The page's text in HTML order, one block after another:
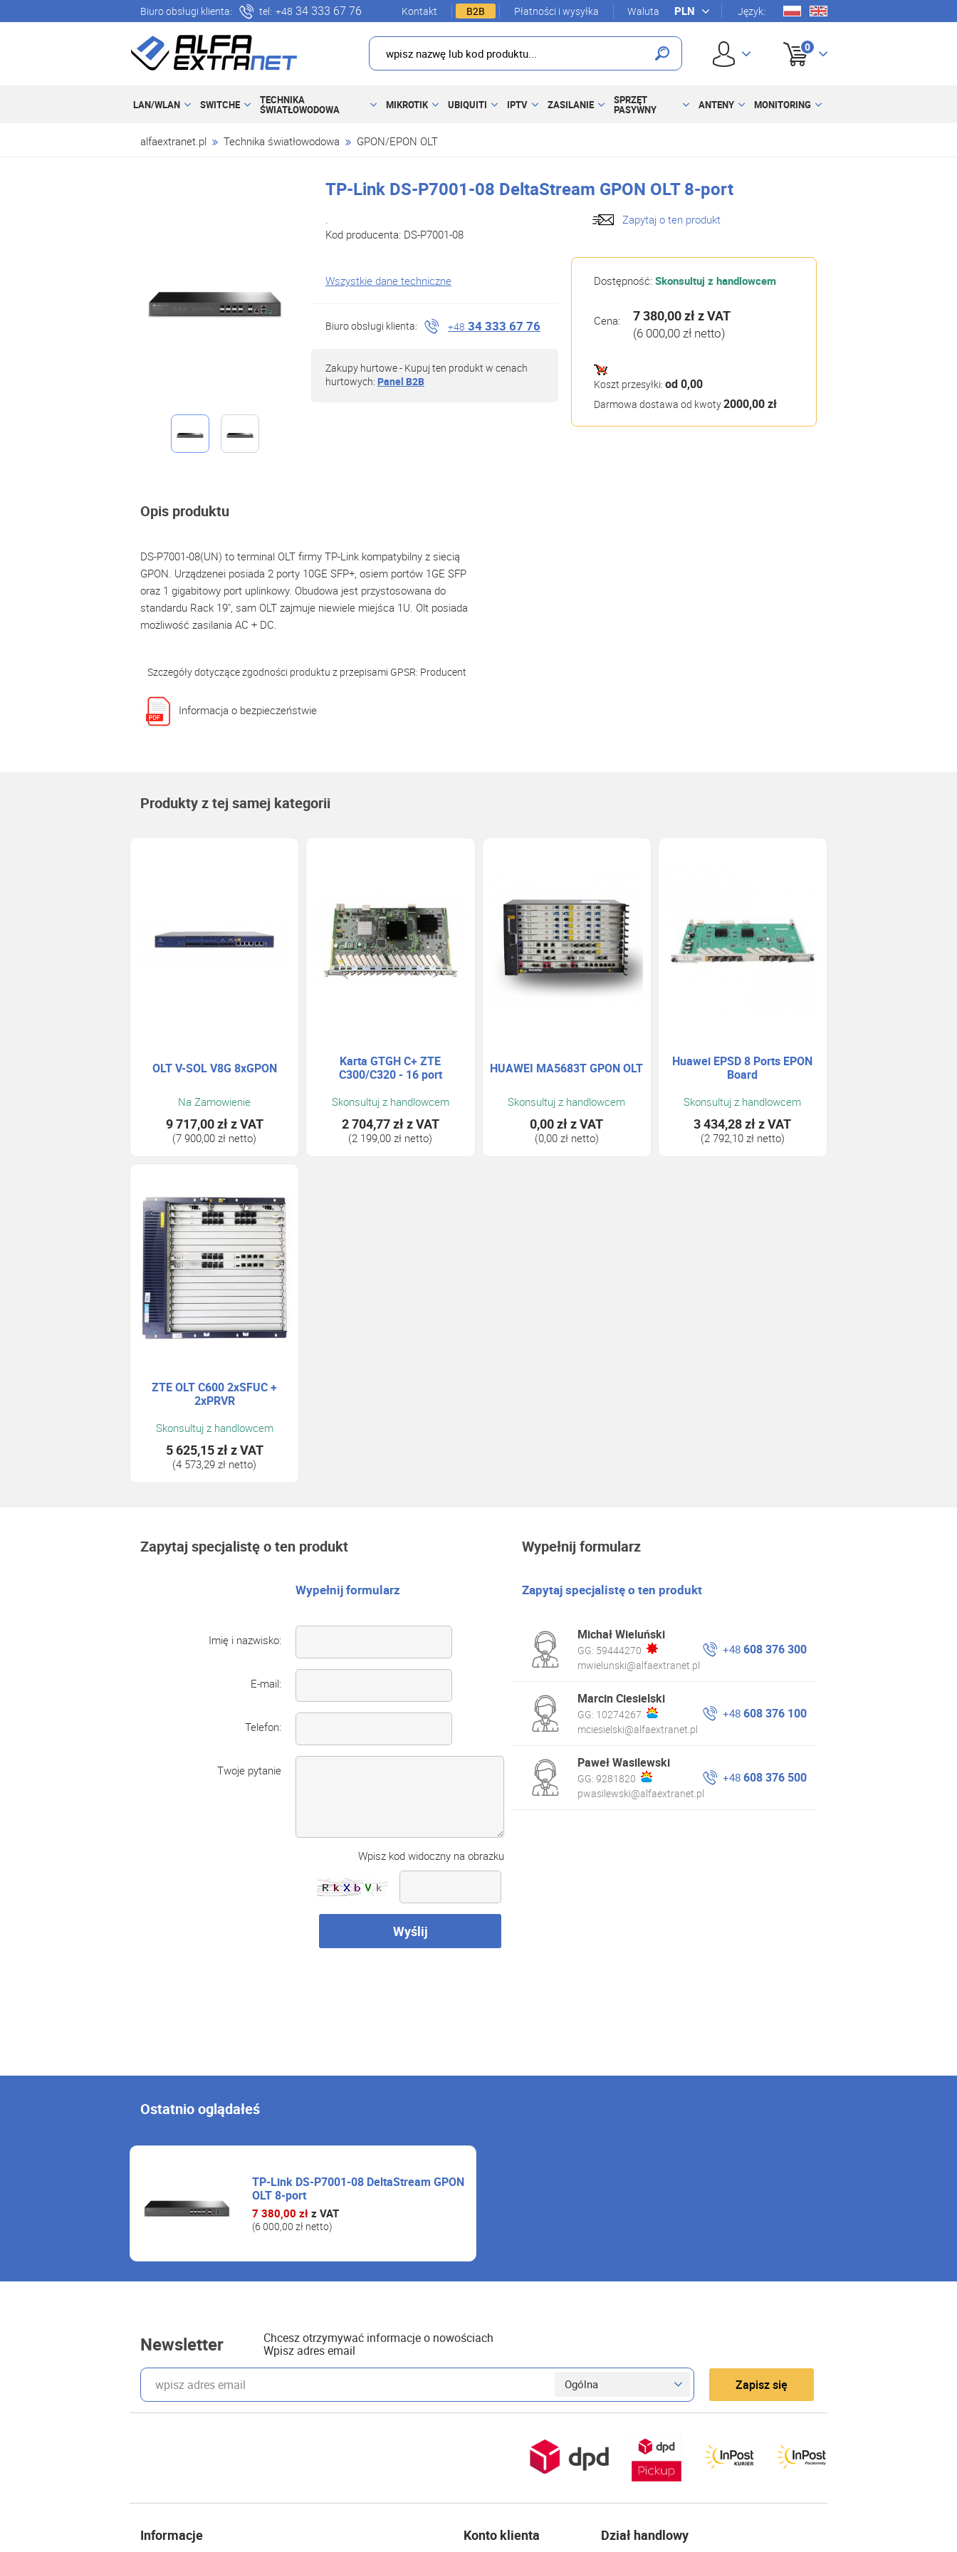
Biuro obsługi klienta: tel: +48 34 333 67 76 Kontakt B2B Płatności i wysyłka Waluta Język:
0
LAN/WLAN SWITCHE TECHNIKA
ŚWIATŁOWODOWA MIKROTIK UBIQUITI IPTV ZASILANIE SPRZĘT
PASYWNY ANTENY MONITORING
alfaextranet.pl Technika światłowodowa GPON/EPON OLT
TP-Link DS-P7001-08 DeltaStream GPON OLT 8-port
.
Kod producenta: DS-P7001-08
Zapytaj o ten produkt
Wszystkie dane techniczne
Biuro obsługi klienta: +48 34 333 67 76
Zakupy hurtowe - Kupuj ten produkt w cenach
hurtowych: Panel B2B
Dostępność: Skonsultuj z handlowcem
Cena: 7 380,00 złz VAT
(6 000,00 zł netto)
Koszt przesyłki: od 0,00
Darmowa dostawa od kwoty2000,00 zł
Opis produktu
DS-P7001-08(UN) to terminal OLT firmy TP-Link kompatybilny z siecią
GPON. Urządzenei posiada 2 porty 10GE SFP+, osiem portów 1GE SFP
oraz 1 gigabitowy port uplinkowy. Obudowa jest przystosowana do
standardu Rack 19", sam OLT zajmuje niewiele miejśca 1U. Olt posiada
możliwość zasilania AC + DC.
Szczegóły dotyczące zgodności produktu z przepisami GPSR: Producent
Informacja o bezpieczeństwie
Produkty z tej samej kategorii
OLT V-SOL V8G 8xGPON
Na Zamowienie
9 717,00 złz VAT
(7 900,00 zł netto)
Karta GTGH C+ ZTE
C300/C320 - 16 port
Skonsultuj z handlowcem
2 704,77 złz VAT
(2 199,00 zł netto)
HUAWEI MA5683T GPON OLT
Skonsultuj z handlowcem
0,00 złz VAT
(0,00 zł netto)
Huawei EPSD 8 Ports EPON
Board
Skonsultuj z handlowcem
3 434,28 złz VAT
(2 792,10 zł netto)
ZTE OLT C600 2xSFUC +
2xPRVR
Skonsultuj z handlowcem
5 625,15 złz VAT
(4 573,29 zł netto)
Zapytaj specjalistę o ten produkt
Wypełnij formularz
Imię i nazwisko:
E-mail:
Telefon:
Twoje pytanie
Wpisz kod widoczny na obrazku
Wyślij
Wypełnij formularz
Zapytaj specjalistę o ten produkt
Michał Wieluński
GG: 59444270
mwielunski@alfaextranet.pl
+48608 376 300
Marcin Ciesielski
GG: 10274267
mciesielski@alfaextranet.pl
+48608 376 100
Paweł Wasilewski
GG:9281820
pwasilewski@alfaextranet.pl
+48608 376 500
Ostatnio oglądałeś
TP-Link DS-P7001-08 DeltaStream GPON
OLT 8-port
7 380,00 zł z VAT
(6 000,00 zł netto)
Newsletter
Chcesz otrzymywać informacje o nowościach
Wpisz adres email
wpisz adres email Zapisz się
Informacje Konto klienta Dział handlowy